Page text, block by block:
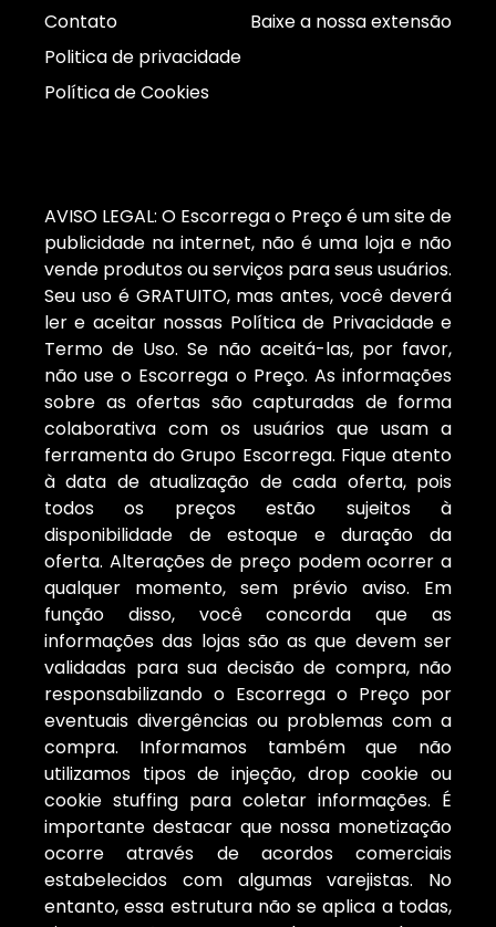
Contato
Politica de privacidade
Política de Cookies
Baixe a nossa extensão
AVISO LEGAL: O Escorrega o Preço é um site de
publicidade na internet, não é uma loja e não
vende produtos ou serviços para seus usuários.
Seu uso é GRATUITO, mas antes, você deverá
ler e aceitar nossas Política de Privacidade e
Termo de Uso. Se não aceitá-las, por favor,
não use o Escorrega o Preço. As informações
sobre as ofertas são capturadas de forma
colaborativa com os usuários que usam a
ferramenta do Grupo Escorrega. Fique atento
à data de atualização de cada oferta, pois
todos os preços estão sujeitos à
disponibilidade de estoque e duração da
oferta. Alterações de preço podem ocorrer a
qualquer momento, sem prévio aviso. Em
função disso, você concorda que as
informações das lojas são as que devem ser
validadas para sua decisão de compra, não
responsabilizando o Escorrega o Preço por
eventuais divergências ou problemas com a
compra. Informamos também que não
utilizamos tipos de injeção, drop cookie ou
cookie stuffing para coletar informações. É
importante destacar que nossa monetização
ocorre através de acordos comerciais
estabelecidos com algumas varejistas. No
entanto, essa estrutura não se aplica a todas,